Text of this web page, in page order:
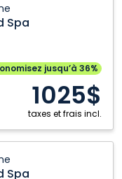
Spa
jusqu’à 36%
1025$
taxes et frais incl.
Spa